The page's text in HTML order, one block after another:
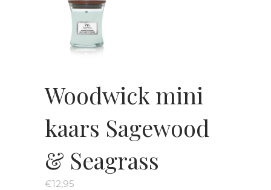
Woodwick mini
kaars Sagewood
& Seagrass
€12,95